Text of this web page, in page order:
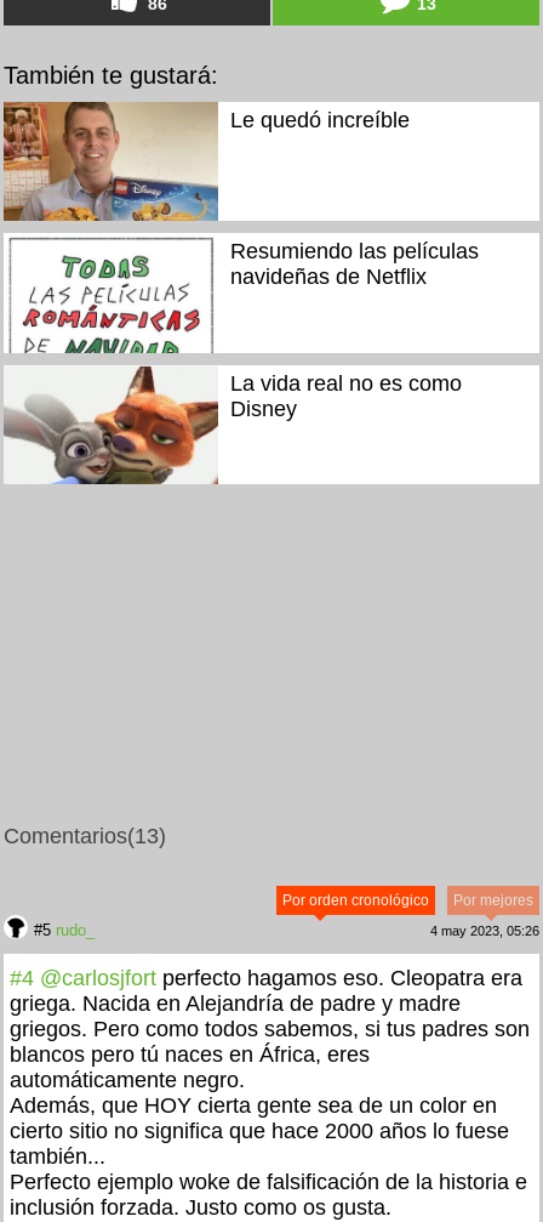
También te gustará:
Le quedó increíble
Resumiendo las películas
navideñas de Netflix
La vida real no es como
Disney
Comentarios(13)
Por mejores
Por orden cronológico
#5 rudo_ 4 may 2023, 05:26
#4 @carlosjfort perfecto hagamos eso. Cleopatra era
griega. Nacida en Alejandría de padre y madre
griegos. Pero como todos sabemos, si tus padres son
blancos pero tú naces en África, eres
automáticamente negro.
Además, que HOY cierta gente sea de un color en
cierto sitio no significa que hace 2000 años lo fuese
también...
Perfecto ejemplo woke de falsificación de la historia e
inclusión forzada. Justo como os gusta.